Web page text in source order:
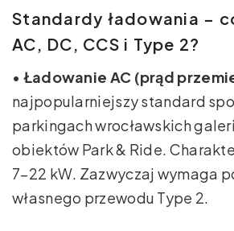
Standardy ładowania –
AC, DC, CCS i Type 2?
• Ładowanie AC (prąd
najpopularniejszy standard
parkingach wrocławskich
obiektów Park & Ride.
7–22 kW. Zazwyczaj wymaga
własnego przewodu Type 2.